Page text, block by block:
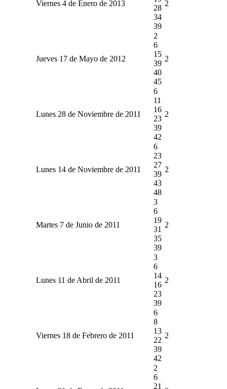
Viernes 4 de Enero de 2013
28
34
39
2
Jueves 17 de Mayo de 2012
2
6
15
39
40
45
2
Lunes 28 de Noviembre de 2011
6
11
16
23
39
42
2
Lunes 14 de Noviembre de 2011
6
23
27
39
43
48
2
Martes 7 de Junio de 2011
3
6
19
31
35
39
2
Lunes 11 de Abril de 2011
3
6
14
16
23
39
2
Viernes 18 de Febrero de 2011
6
8
13
22
39
42
2
2
6
21